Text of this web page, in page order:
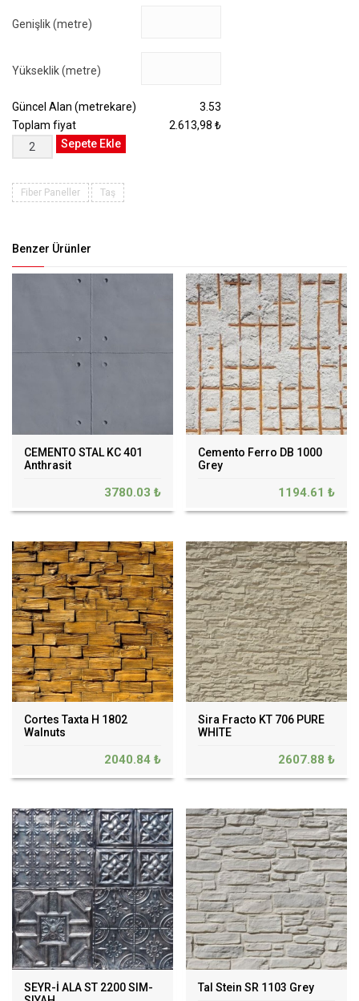
Genişlik (metre)
Yükseklik (metre)
Güncel Alan (metrekare)
3.53
Toplam fiyat
2.613,98 ₺
Grandis
Saxum
504
Sepete Ekle
Fiber Paneller Taş
Benzer Ürünler
CEMENTO STAL KC 401
Anthrasit
3780.03 ₺
Cemento Ferro DB 1000
Grey
1194.61 ₺
Cortes Taxta H 1802
Walnuts
2040.84 ₺
Sira Fracto KT 706 PURE
WHITE
2607.88 ₺
SEYR-İ ALA ST 2200 SIM-
Tal Stein SR 1103 Grey